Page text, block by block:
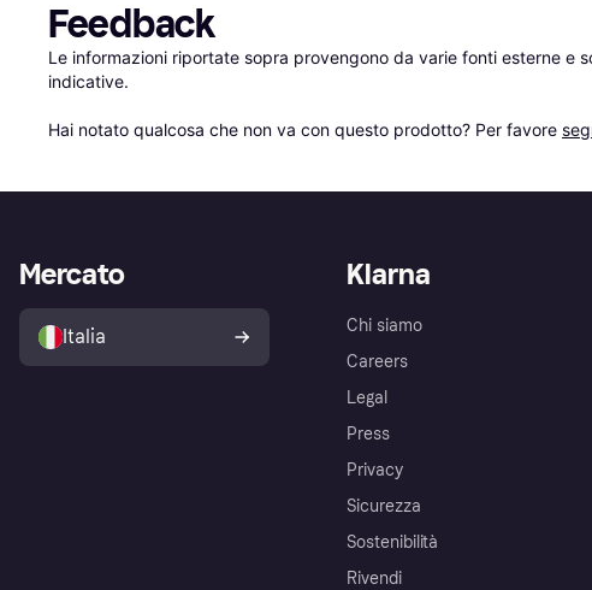
Feedback
Le informazioni riportate sopra provengono da varie fonti esterne e
indicative.
Hai notato qualcosa che non va con questo prodotto? Per favore
Klarna
Chi siamo
Careers
Legal
Press
Privacy
Sicurezza
Sostenibilità
Rivendi
Mercato
Italia